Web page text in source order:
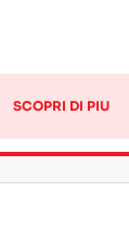
SCOPRI DI PIU